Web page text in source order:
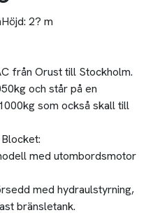
Höjd: 2? m
från Orust till Stockholm.
och står på en
som också skall till
med utombordsmotor
med hydraulstyrning,
bränsletank.